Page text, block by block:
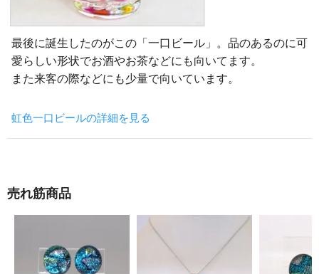
最後に誕生したのがこの「一口ビール」。品のあるのに可
愛らしい形状でお酒やお茶などにも向いてます。
また来客の際などにも少量で向いています。
虹色一口ビールの詳細を見る
売れ筋商品